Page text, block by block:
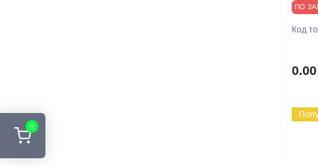
0
ПО
Код